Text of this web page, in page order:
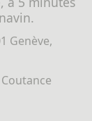
Genève,